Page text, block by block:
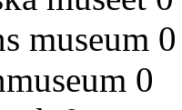
museum 0
0